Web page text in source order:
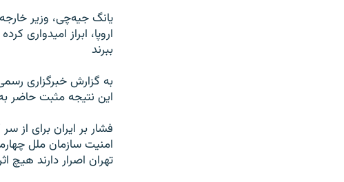
یانگ جیه‌چی، وزیر
اروپا، ابراز
ببرند
به گزارش خبرگزاری
این نتیجه مثبت حاضر
امنیت سازمان ملل
تهران اصرار دارند